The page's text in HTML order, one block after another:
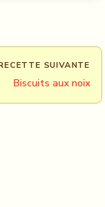
SUIVANTE
Biscuits aux noix